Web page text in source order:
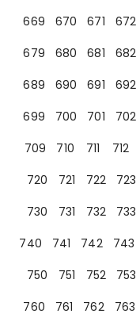
669
670 671 672
679
680 681 682
689
690 691 692
699
700 701 702
709
710 711 712
720
721 722 723
730
731 732 733
740
741 742 743
750
751 752 753
760
761 762 763